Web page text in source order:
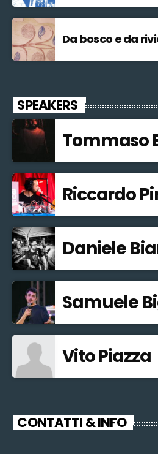
Da bosco e da
SPEAKERS
Tommaso
Riccardo
Daniele
Samuele
Vito Piazza
CONTATTI & INFO